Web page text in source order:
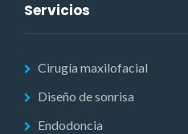
Servicios
Cirugía maxilofacial
Diseño de sonrisa
Endodoncia